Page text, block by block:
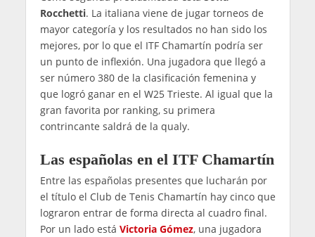
Rocchetti. La italiana viene de jugar torneos de
mayor categoría y los resultados no han sido los
mejores, por lo que el ITF Chamartín podría ser
un punto de inflexión. Una jugadora que llegó a
ser número 380 de la clasificación femenina y
que logró ganar en el W25 Trieste. Al igual que la
gran favorita por ranking, su primera
contrincante saldrá de la qualy.
Las españolas en el ITF Chamartín
Entre las españolas presentes que lucharán por
el título el Club de Tenis Chamartín hay cinco que
lograron entrar de forma directa al cuadro final.
Por un lado está Victoria Gómez, una jugadora